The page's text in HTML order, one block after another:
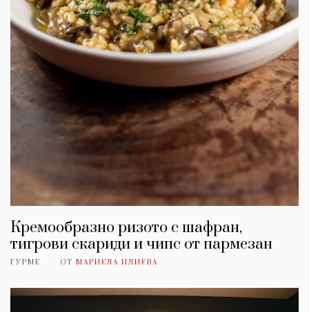
Кремообразно ризото с шафран,
тигрови скариди и чипс от пармезан
ГУРМЕ ОТ МАРИЕЛА ИЛИЕВА